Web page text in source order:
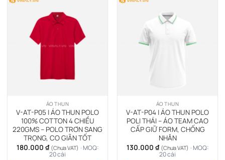
ÁO THUN
V-AT-P05 | ÁO THUN POLO
100% COTTON 4 CHIỀU
220GMS – POLO TRƠN SANG
TRỌNG, CO GIÃN TỐT
180.000 ₫ (Chưa VAT) · MOQ:
20 cái
ÁO THUN
V-AT-P04 | ÁO THUN POLO
POLI THÁI – ÁO TEAM CAO
CẤP GIỮ FORM, CHỐNG
NHĂN
130.000 ₫ (Chưa VAT) · MOQ:
20 cái